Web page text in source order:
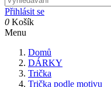
Přihlásit se
0 Košík
Menu
Domů
DÁRKY
Trička
Trička podle motivu